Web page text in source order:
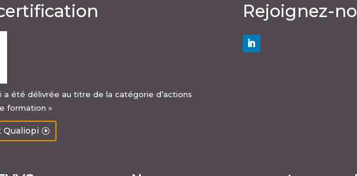
a été délivrée au titre de la catégorie d’actions
formation »
Qualiopi
Rejoignez-